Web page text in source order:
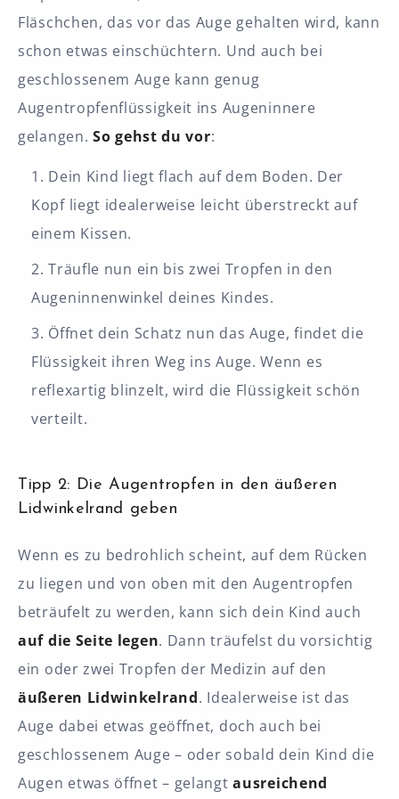
Fläschchen, das vor das Auge gehalten wird, kann
schon etwas einschüchtern. Und auch bei
geschlossenem Auge kann genug
Augentropfenflüssigkeit ins Augeninnere
gelangen. So gehst du vor:
Dein Kind liegt flach auf dem Boden. Der
Kopf liegt idealerweise leicht überstreckt auf
einem Kissen.
Träufle nun ein bis zwei Tropfen in den
Augeninnenwinkel deines Kindes.
Öffnet dein Schatz nun das Auge, findet die
Flüssigkeit ihren Weg ins Auge. Wenn es
reflexartig blinzelt, wird die Flüssigkeit schön
verteilt.
Tipp 2: Die Augentropfen in den äußeren
Lidwinkelrand geben
Wenn es zu bedrohlich scheint, auf dem Rücken
zu liegen und von oben mit den Augentropfen
beträufelt zu werden, kann sich dein Kind auch
auf die Seite legen. Dann träufelst du vorsichtig
ein oder zwei Tropfen der Medizin auf den
äußeren Lidwinkelrand. Idealerweise ist das
Auge dabei etwas geöffnet, doch auch bei
geschlossenem Auge – oder sobald dein Kind die
Augen etwas öffnet – gelangtausreichend